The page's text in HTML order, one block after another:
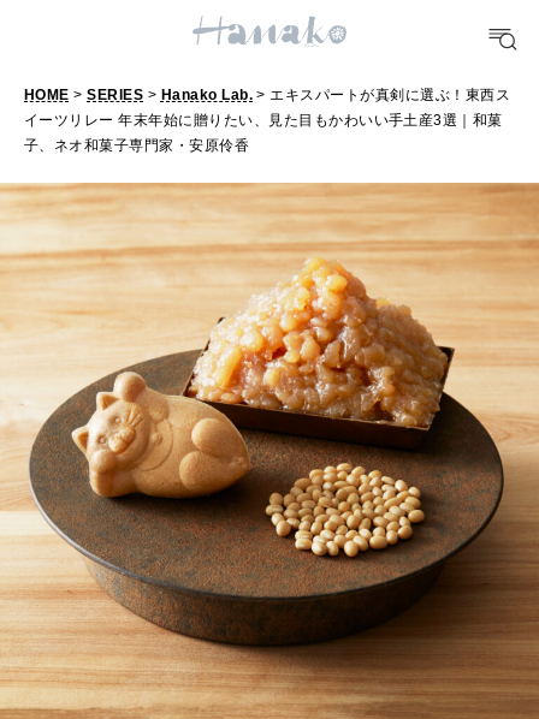
明日のわたし
[12星座別] Weekly Holoscope
[12星座別] Monthly Love Holoscope
女神まり愛のタロットメッセージ
算命学がわかる今月のあなた
HEALTH
自分にやさしく
LEARN
知る、考える
MAMA
ママもいろいろ
SUSTAINABLE
わたしができること
CULTURE
自分を耕す
HOME >SERIES > Hanako Lab. > エキスパートが真剣に選ぶ！東西ス
イーツリレー 年末年始に贈りたい、見た目もかわいい手土産3選｜和菓
子、ネオ和菓子専門家・安原伶香